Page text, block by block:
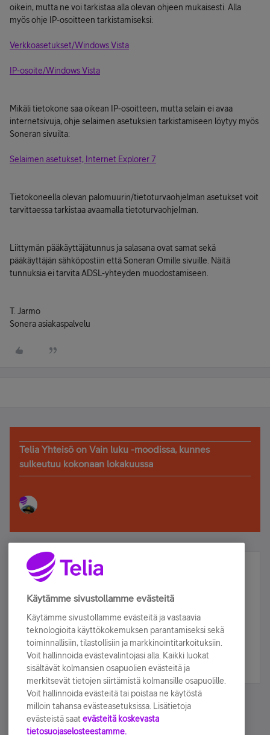
oikein, mutta ne voi tarkistaa alla olevan ohjeen mukaisesti. Alla
myös ohje IP-osoitteen tarkistamiseksi:
Verkkoasetukset/Windows Vista
IP-osoite/Windows Vista
Mikäli tietokone saa oikean IP-osoitteen, mutta selain ei avaa
internetsivuja, ohje selaimen asetuksien tarkistamiseen löytyy myös
Soneran sivuilta:
Selaimen asetukset, Internet Explorer 7
Tietokoneella olevan palomuurin/tietoturvaohjelman asetukset voit
tarvittaessa tarkistaa avaamalla tietoturvaohjelman.
Liittymän pääkäyttäjätunnus ja salasana ovat samat sekä
pääkäyttäjän sähköpostiin että Soneran Omille sivuille. Näitä
tunnuksia ei tarvita ADSL-yhteyden muodostamiseen.
T. Jarmo
Sonera asiakaspalvelu
Telia Yhteisö on Vain luku -moodissa, kunnes
sulkeutuu kokonaan lokakuussa
Älä jää paitsi – osallistu ja voita!
Tilaa Telian uutiskirje ja olet mukana arvonnassa.
sähköpostiisi.
Tilaa nyt
Käytämme sivustollamme evästeitä
Käytämme sivustollamme evästeitä ja vastaavia
teknologioita käyttökokemuksen parantamiseksi sekä
toiminnallisiin, tilastollisiin ja markkinointitarkoituksiin.
Voit hallinnoida evästevalintojasi alla. Kaikki luokat
sisältävät kolmansien osapuolien evästeitä ja
merkitsevät tietojen siirtämistä kolmansille osapuolille.
Voit hallinnoida evästeitä tai poistaa ne käytöstä
milloin tahansa evästeasetuksissa. Lisätietoja
evästeistä saat evästeitä koskevasta
tietosuojaselosteestamme.